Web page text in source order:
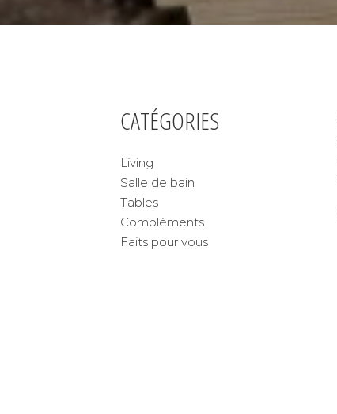
CATÉGORIES
Living
Salle de bain
Tables
Compléments
Faits pour vous